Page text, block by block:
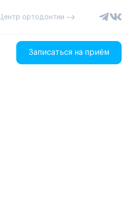
Центр ортодонтии
Записаться на приём